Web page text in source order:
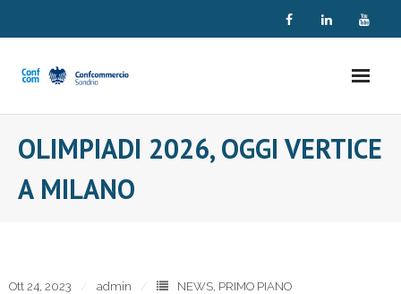
OLIMPIADI 2026, OGGI VERTICE
A MILANO
Ott 24, 2023 admin NEWS, PRIMO PIANO